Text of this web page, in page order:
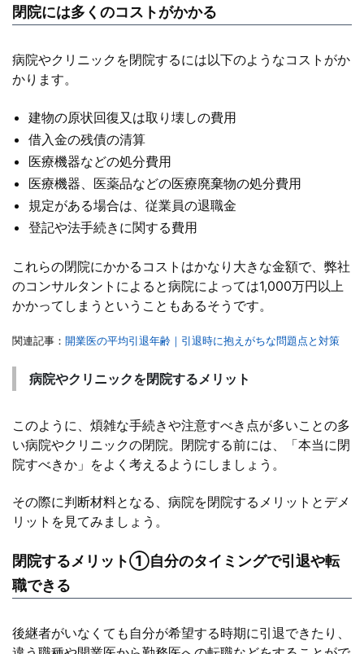
閉院には多くのコストがかかる
病院やクリニックを閉院するには以下のようなコストがか
かります。
建物の原状回復又は取り壊しの費用
借入金の残債の清算
医療機器などの処分費用
医療機器、医薬品などの医療廃棄物の処分費用
規定がある場合は、従業員の退職金
登記や法手続きに関する費用
これらの閉院にかかるコストはかなり大きな金額で、弊社
のコンサルタントによると病院によっては1,000万円以上
かかってしまうということもあるそうです。
関連記事： 開業医の平均引退年齢｜引退時に抱えがちな問題点と対策
病院やクリニックを閉院するメリット
このように、煩雑な手続きや注意すべき点が多いことの多
い病院やクリニックの閉院。閉院する前には、「本当に閉
院すべきか」をよく考えるようにしましょう。
その際に判断材料となる、病院を閉院するメリットとデメ
リットを見てみましょう。
閉院するメリット①自分のタイミングで引退や転
職できる
後継者がいなくても自分が希望する時期に引退できたり、